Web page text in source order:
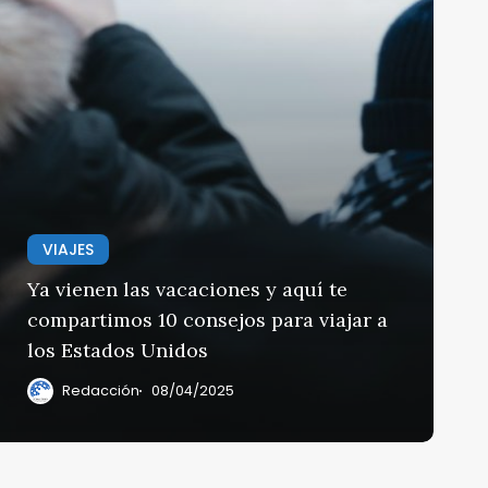
VIAJES
Ya vienen las vacaciones y aquí te
compartimos 10 consejos para viajar a
los Estados Unidos
Redacción 08/04/2025